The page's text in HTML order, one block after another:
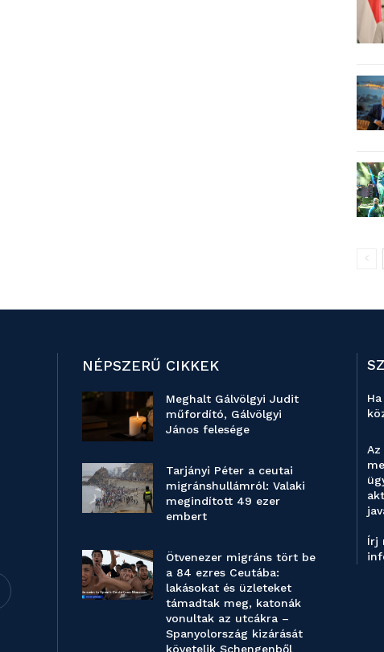
NÉPSZERŰ CIKKEK
Meghalt Gálvölgyi Judit
műfordító, Gálvölgyi
János felesége
Tarjányi Péter a ceutai
migránshullámról: Valaki
megindított 49 ezer
embert
Ötvenezer migráns tört be
a 84 ezres Ceutába:
lakásokat és üzleteket
támadtak meg, katonák
vonultak az utcákra –
Spanyolország kizárását
követelik Schengenből
Írj